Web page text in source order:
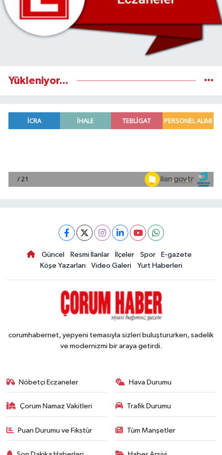
Yükleniyor...
Güncel Resmi İlanlar İlçeler Spor
E-gazete
Köşe Yazarları
Video Galeri Yurt Haberleri
corumhabernet, yepyeni temasıyla sizleri buluştururken, sadelik
ve modernizmi bir araya getirdi.
Nöbetçi Eczaneler Hava Durumu
Çorum Namaz Vakitleri Trafik Durumu
Puan Durumu ve Fikstür Tüm Manşetler